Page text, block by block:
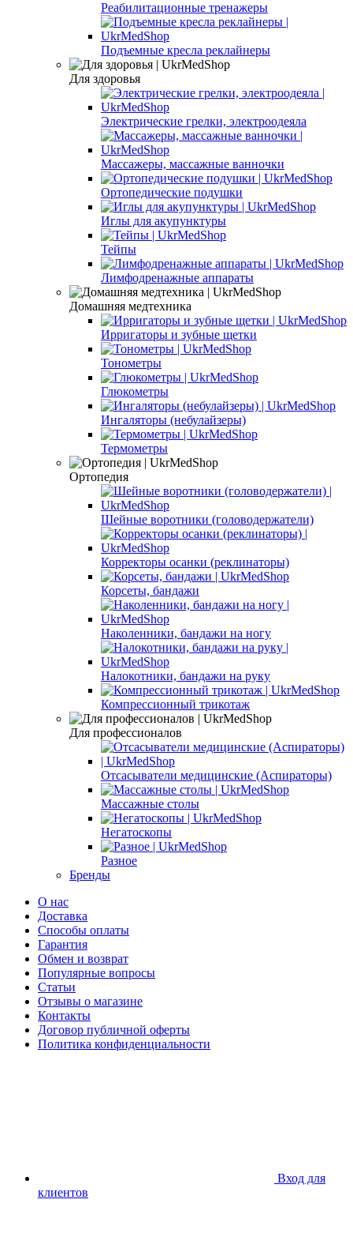
Реабилитационные тренажеры
Подъемные кресла реклайнеры
Для здоровья
Электрические грелки, электроодеяла
Массажеры, массажные ванночки
Ортопедические подушки
Иглы для акупунктуры
Тейпы
Лимфодренажные аппараты
Домашняя медтехника
Ирригаторы и зубные щетки
Тонометры
Глюкометры
Ингаляторы (небулайзеры)
Термометры
Ортопедия
Шейные воротники (головодержатели)
Корректоры осанки (реклинаторы)
Корсеты, бандажи
Наколенники, бандажи на ногу
Налокотники, бандажи на руку
Компрессионный трикотаж
Для профессионалов
Отсасыватели медицинские (Аспираторы)
Массажные столы
Негатоскопы
Разное
Бренды
О нас
Доставка
Способы оплаты
Гарантия
Обмен и возврат
Популярные вопросы
Статьи
Отзывы о магазине
Контакты
Договор публичной оферты
Политика конфиденциальности
Вход для
клиентов